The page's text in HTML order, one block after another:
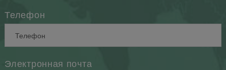
Телефон
Электронная почта